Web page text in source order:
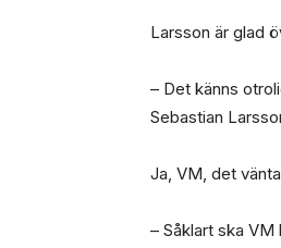
Larsson är glad
– Det känns
Sebastian
Ja, VM, det
– Såklart ska